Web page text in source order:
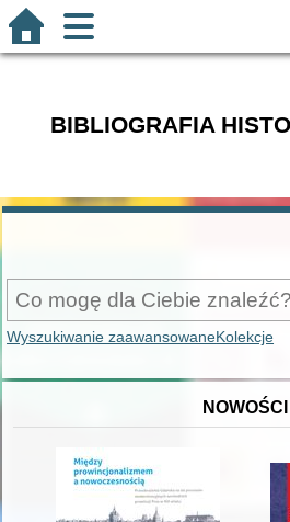
BIBLIOGRAFIA
Wyszukiwanie zaawansowaneKolekcje
NOWOŚCI